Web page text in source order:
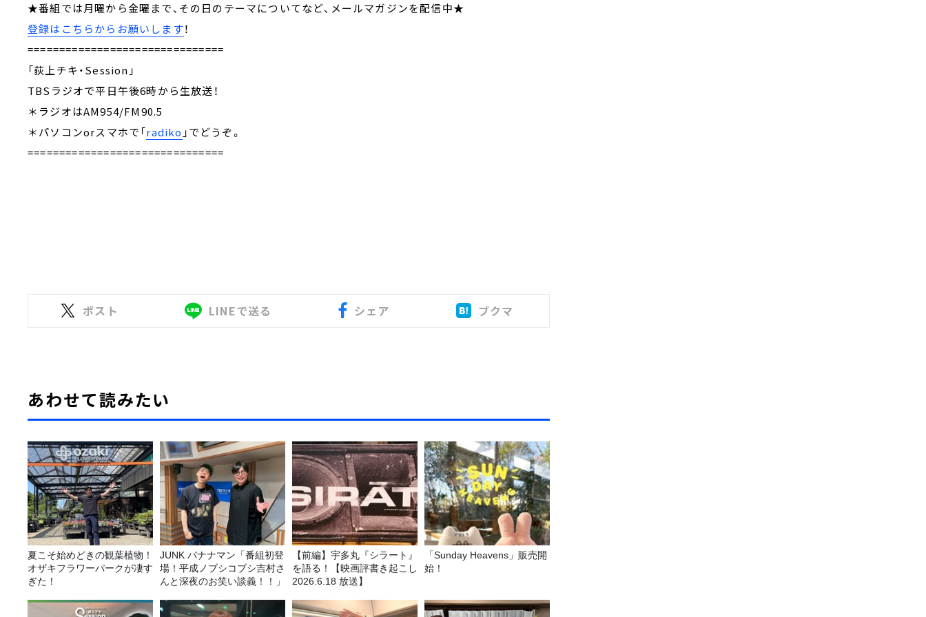
★番組では月曜から金曜まで、その日のテーマについてなど、メールマガジンを配信中★
登録はこちらからお願いします！
===============================
「荻上チキ・Session」
TBSラジオで平日午後6時から生放送！
＊ラジオはAM954/FM90.5
＊パソコンorスマホで「radiko 」でどうぞ。
===============================
ポスト LINEで送る シェア ブクマ
あわせて読みたい
夏こそ始めどきの観葉植物！
オザキフラワーパークが凄す
ぎた！
JUNK バナナマン「番組初登
場！平成ノブシコブシ吉村さ
んと深夜のお笑い談義！！」
【前編】宇多丸『シラート』
を語る！【映画評書き起こし
2026.6.18 放送】
「Sunday Heavens」販売開
始！